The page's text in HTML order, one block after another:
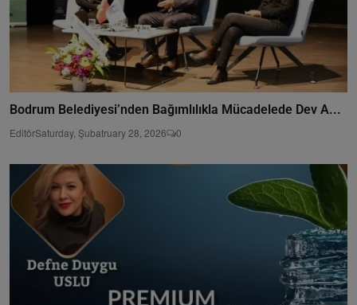
Bodrum Belediyesi’nden Bağımlılıkla Mücadelede Dev A...
EditörSaturday, Şubatruary 28, 2026 0